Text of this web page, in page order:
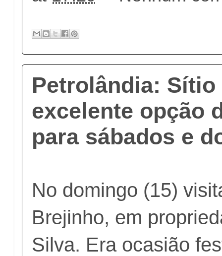
Petrolândia:
excelente opção
para sábados e
No domingo (15)
Brejinho, em
Silva. Era ocasião